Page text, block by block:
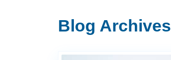
Blog Archives